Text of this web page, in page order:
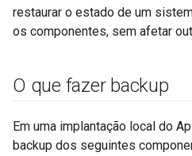
restaurar o estado de um
os componentes, sem afetar
O que fazer backup
Em uma implantação local do
backup dos seguintes